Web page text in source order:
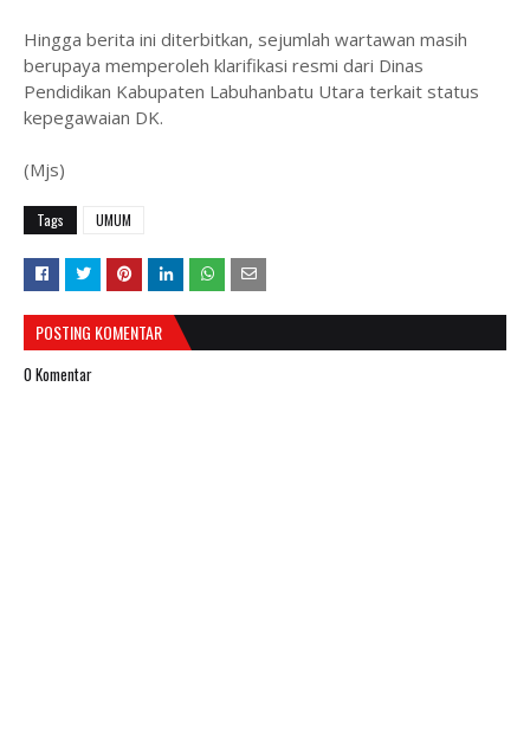
Hingga berita ini diterbitkan, sejumlah wartawan masih
berupaya memperoleh klarifikasi resmi dari Dinas
Pendidikan Kabupaten Labuhanbatu Utara terkait status
kepegawaian DK.
(Mjs)
Tags UMUM
POSTING KOMENTAR
0 Komentar